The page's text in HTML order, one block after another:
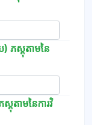
) ភស្ដុតាមនៃ
ដុតាមនៃការវិ